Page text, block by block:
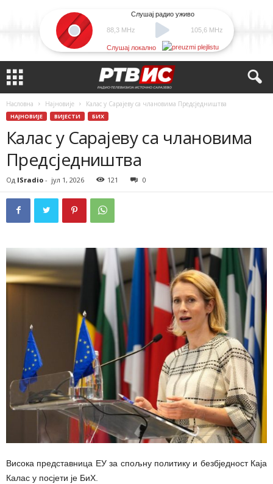
88,3 MHz
Слушај радио уживо
105,6 MHz
Слушај локално
Насловна Најновије Калас у Сарајеву са члановима Предсједништва
НАЈНОВИЈЕ ВИЈЕСТИ БИХ
Калас у Сарајеву са члановима
Предсједништва
Од ISradio - јул 1, 2026 121 0
Висока представница ЕУ за спољну политику и безбједност Каја
Калас у посјети је БиХ.